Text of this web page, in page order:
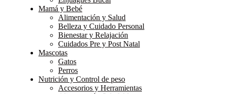
Mamá y Bebé
Alimentación y Salud
Belleza y Cuidado Personal
Bienestar y Relajación
Cuidados Pre y Post Natal
Mascotas
Gatos
Perros
Nutrición y Control de peso
Accesorios y Herramientas